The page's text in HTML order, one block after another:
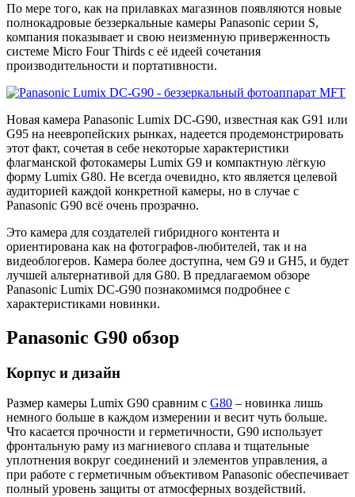
По мере того, как на прилавках магазинов появляются новые
полнокадровые беззеркальные камеры Panasonic серии S,
компания показывает и свою неизменную приверженность
системе Micro Four Thirds с её идеей сочетания
производительности и портативности.
Новая камера Panasonic Lumix DC-G90, известная как G91 или
G95 на неевропейских рынках, надеется продемонстрировать
этот факт, сочетая в себе некоторые характеристики
флагманской фотокамеры Lumix G9 и компактную лёгкую
форму Lumix G80. Не всегда очевидно, кто является целевой
аудиторией каждой конкретной камеры, но в случае с
Panasonic G90 всё очень прозрачно.
Это камера для создателей гибридного контента и
ориентирована как на фотографов-любителей, так и на
видеоблогеров. Камера более доступна, чем G9 и GH5, и будет
лучшей альтернативой для G80. В предлагаемом обзоре
Panasonic Lumix DC-G90 познакомимся подробнее с
характеристиками новинки.
Panasonic G90 обзор
Корпус и дизайн
Размер камеры Lumix G90 сравним с G80 – новинка лишь
немного больше в каждом измерении и весит чуть больше.
Что касается прочности и герметичности, G90 использует
фронтальную раму из магниевого сплава и тщательные
уплотнения вокруг соединений и элементов управления, а
при работе с герметичным объективом Panasonic обеспечивает
полный уровень защиты от атмосферных воздействий.